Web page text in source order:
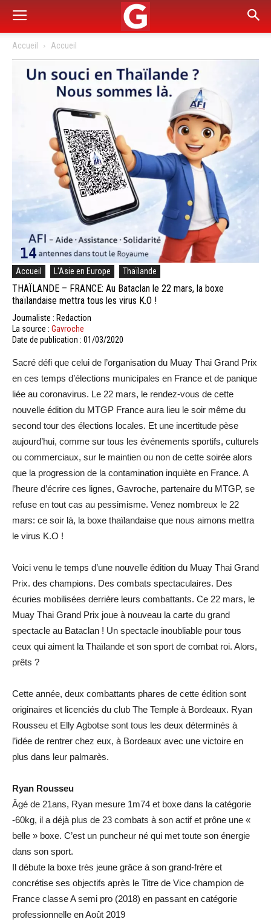
Accueil Accueil
Accueil L'Asie en Europe Thaïlande
THAÏLANDE – FRANCE: Au Bataclan le 22 mars, la boxe
thaïlandaise mettra tous les virus K.O !
Journaliste : Redaction
La source : Gavroche
Date de publication : 01/03/2020
Sacré défi que celui de l’organisation du Muay Thai Grand Prix
en ces temps d’élections municipales en France et de panique
liée au coronavirus. Le 22 mars, le rendez-vous de cette
nouvelle édition du MTGP France aura lieu le soir même du
second tour des élections locales. Et une incertitude pèse
aujourd’hui, comme sur tous les événements sportifs, culturels
ou commerciaux, sur le maintien ou non de cette soirée alors
que la progression de la contamination inquiète en France. A
l’heure d’écrire ces lignes, Gavroche, partenaire du MTGP, se
refuse en tout cas au pessimisme. Venez nombreux le 22
mars: ce soir là, la boxe thaïlandaise que nous aimons mettra
le virus K.O !
Voici venu le temps d’une nouvelle édition du Muay Thai Grand
Prix. des champions. Des combats spectaculaires. Des
écuries mobilisées derrière leurs combattants. Ce 22 mars, le
Muay Thai Grand Prix joue à nouveau la carte du grand
spectacle au Bataclan ! Un spectacle inoubliable pour tous
ceux qui aiment la Thaïlande et son sport de combat roi. Alors,
prêts ?
Cette année, deux combattants phares de cette édition sont
originaires et licenciés du club The Temple à Bordeaux. Ryan
Rousseu et Elly Agbotse sont tous les deux déterminés à
l’idée de rentrer chez eux, à Bordeaux avec une victoire en
plus dans leur palmarès.
Ryan Rousseu
Âgé de 21ans, Ryan mesure 1m74 et boxe dans la catégorie
-60kg, il a déjà plus de 23 combats à son actif et prône une «
belle » boxe. C’est un puncheur né qui met toute son énergie
dans son sport.
Il débute la boxe très jeune grâce à son grand-frère et
concrétise ses objectifs après le Titre de Vice champion de
France classe A semi pro (2018) en passant en catégorie
professionnelle en Août 2019